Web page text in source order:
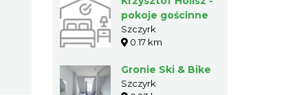
pokoje gościnne
Szczyrk
0.17 km
Gronie Ski & Bike
Szczyrk